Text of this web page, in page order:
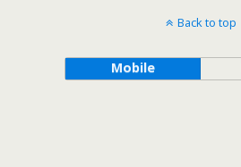
Back to top
Mobile